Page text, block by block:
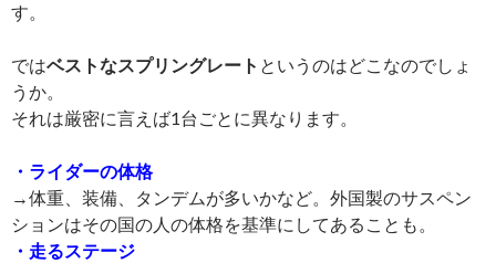
す。
ではベストなスプリングレート というのはどこなのでしょ
うか。
それは厳密に言えば1台ごとに異なります。
・ライダーの体格
→体重、装備、タンデムが多いかなど。外国製のサスペン
ションはその国の人の体格を基準にしてあることも。
・走るステージ